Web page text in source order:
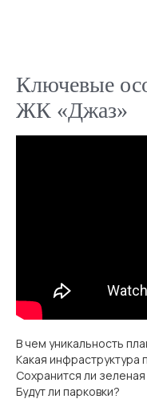
Ключевые
ЖК «Джаз»
В чем уникальность
Какая
Сохранится ли
Будут ли парковки?